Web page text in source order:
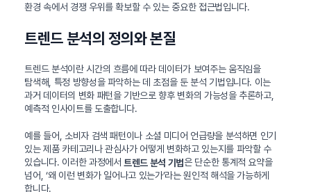
환경 속에서 경쟁 우위를 확보할 수 있는 중요한 접근법입니다.
트렌드 분석의 정의와 본질
트렌드 분석이란 시간의 흐름에 따라 데이터가 보여주는 움직임을
탐색해, 특정 방향성을 파악하는 데 초점을 둔 분석 기법입니다. 이는
과거 데이터의 변화 패턴을 기반으로 향후 변화의 가능성을 추론하고,
예측적 인사이트를 도출합니다.
예를 들어, 소비자 검색 패턴이나 소셜 미디어 언급량을 분석하면 인기
있는 제품 카테고리나 관심사가 어떻게 변화하고 있는지를 파악할 수
있습니다. 이러한 과정에서 트렌드 분석 기법은 단순한 통계적 요약을
넘어, ‘왜 이런 변화가 일어나고 있는가’라는 원인적 해석을 가능하게
합니다.